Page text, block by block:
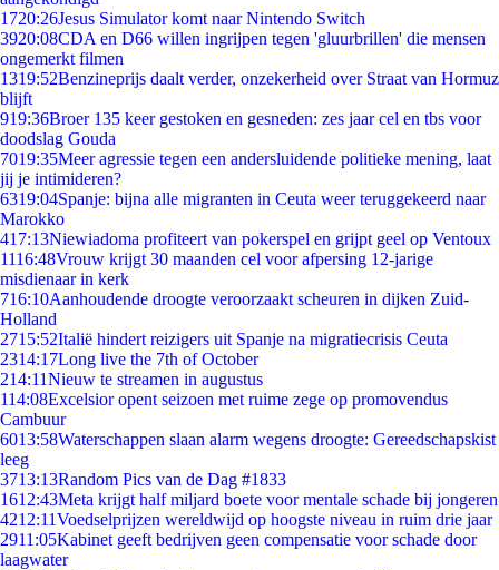
1720:26Jesus Simulator komt naar Nintendo Switch
3920:08CDA en D66 willen ingrijpen tegen 'gluurbrillen' die mensen
ongemerkt filmen
1319:52Benzineprijs daalt verder, onzekerheid over Straat van Hormuz
blijft
919:36Broer 135 keer gestoken en gesneden: zes jaar cel en tbs voor
doodslag Gouda
7019:35Meer agressie tegen een andersluidende politieke mening, laat
jij je intimideren?
6319:04Spanje: bijna alle migranten in Ceuta weer teruggekeerd naar
Marokko
417:13Niewiadoma profiteert van pokerspel en grijpt geel op Ventoux
1116:48Vrouw krijgt 30 maanden cel voor afpersing 12-jarige
misdienaar in kerk
716:10Aanhoudende droogte veroorzaakt scheuren in dijken Zuid-
Holland
2715:52Italië hindert reizigers uit Spanje na migratiecrisis Ceuta
2314:17Long live the 7th of October
214:11Nieuw te streamen in augustus
114:08Excelsior opent seizoen met ruime zege op promovendus
Cambuur
6013:58Waterschappen slaan alarm wegens droogte: Gereedschapskist
leeg
3713:13Random Pics van de Dag #1833
1612:43Meta krijgt half miljard boete voor mentale schade bij jongeren
4212:11Voedselprijzen wereldwijd op hoogste niveau in ruim drie jaar
2911:05Kabinet geeft bedrijven geen compensatie voor schade door
laagwater